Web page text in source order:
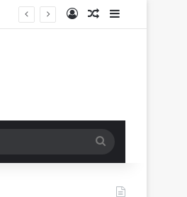
Log InRandom Article
Sidebar
for